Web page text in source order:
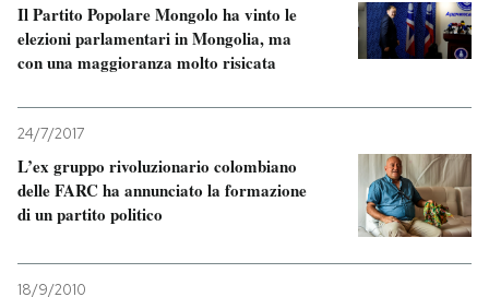
Il Partito Popolare Mongolo ha vinto le
elezioni parlamentari in Mongolia, ma
con una maggioranza molto risicata
24/7/2017
L’ex gruppo rivoluzionario colombiano
delle FARC ha annunciato la formazione
di un partito politico
18/9/2010